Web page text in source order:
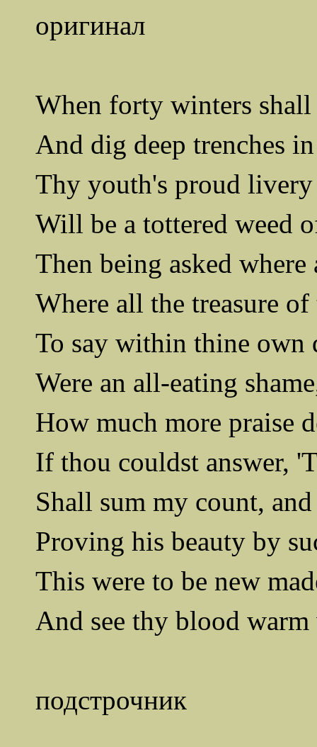
оригинал
When forty winters
And dig deep trenches
Thy youth's proud livery
Will be a tottered weed
Then being asked
Where all the treasure
To say within thine own
Were an all-eating
How much more praise
If thou couldst answer,
Shall sum my count,
Proving his beauty by
This were to be new
And see thy blood
подстрочник